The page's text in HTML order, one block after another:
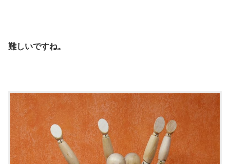
難しいですね。